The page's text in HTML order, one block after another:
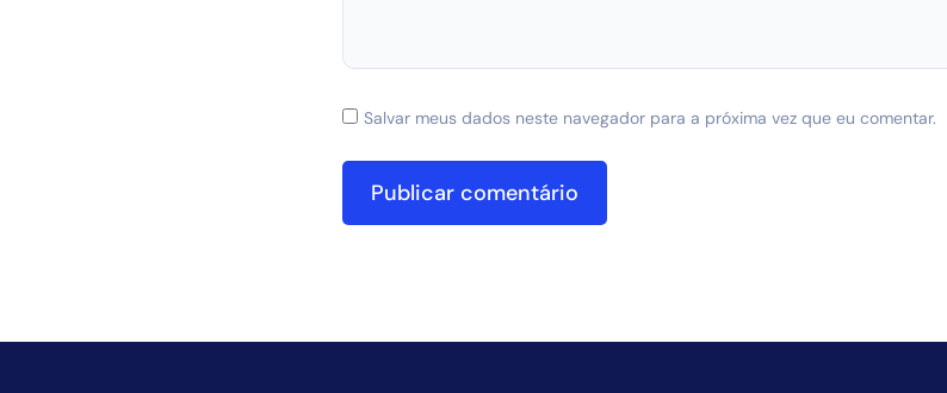
Salvar meus dados neste navegador para a próxima vez que eu comentar.